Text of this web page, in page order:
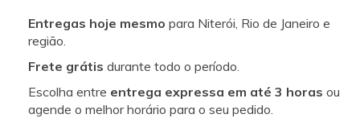
Entregas hoje mesmo para Niterói, Rio de Janeiro e
região.
Frete grátis durante todo o período.
Escolha entre entrega expressa em até 3 horas ou
agende o melhor horário para o seu pedido.